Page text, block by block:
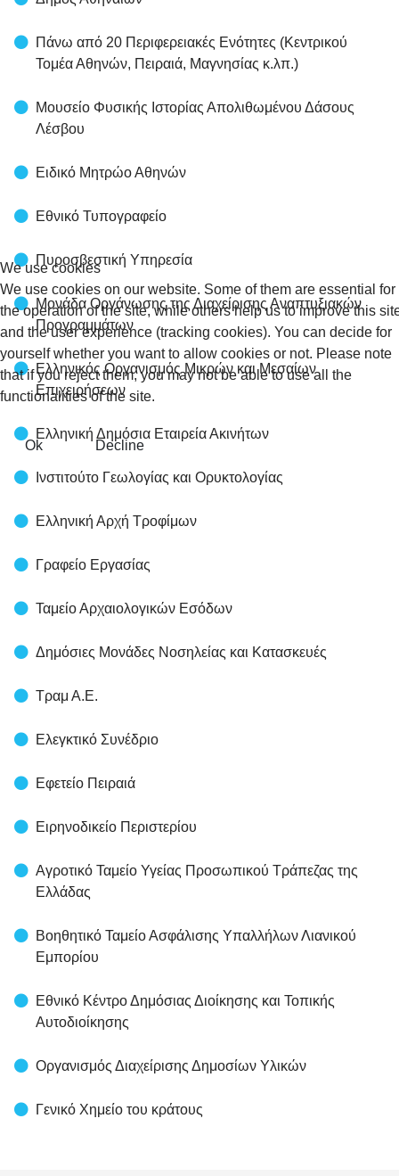
Πάνω από 20 Περιφερειακές Ενότητες (Κεντρικού
Τομέα Αθηνών, Πειραιά, Μαγνησίας κ.λπ.)
Μουσείο Φυσικής Ιστορίας Απολιθωμένου Δάσους
Λέσβου
Ειδικό Μητρώο Αθηνών
Εθνικό Τυπογραφείο
Πυροσβεστική Υπηρεσία
Μονάδα Οργάνωσης της Διαχείρισης Αναπτυξιακών
Προγραμμάτων
Ελληνικός Οργανισμός Μικρών και Μεσαίων
Επιχειρήσεων
Ελληνική Δημόσια Εταιρεία Ακινήτων
Ινστιτούτο Γεωλογίας και Ορυκτολογίας
Ελληνική Αρχή Τροφίμων
Γραφείο Εργασίας
Ταμείο Αρχαιολογικών Εσόδων
Δημόσιες Μονάδες Νοσηλείας και Κατασκευές
Τραμ Α.Ε.
Ελεγκτικό Συνέδριο
Εφετείο Πειραιά
Ειρηνοδικείο Περιστερίου
Αγροτικό Ταμείο Υγείας Προσωπικού Τράπεζας της
Ελλάδας
Βοηθητικό Ταμείο Ασφάλισης Υπαλλήλων Λιανικού
Εμπορίου
Εθνικό Κέντρο Δημόσιας Διοίκησης και Τοπικής
Αυτοδιοίκησης
Οργανισμός Διαχείρισης Δημοσίων Υλικών
Γενικό Χημείο του κράτους
We use cookies
We use cookies on our website. Some of them are essential for
the operation of the site, while others help us to improve this
and the user experience (tracking cookies). You can decide for
yourself whether you want to allow cookies or not. Please note
that if you reject them, you may not be able to use all the
functionalities of the site.
Ok Decline